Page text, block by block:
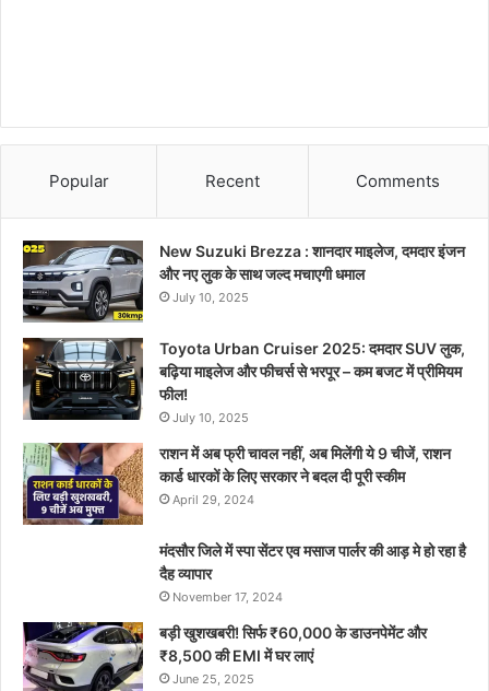
Popular Recent Comments
New Suzuki Brezza : शानदार माइलेज, दमदार इंजन
और नए लुक के साथ जल्द मचाएगी धमाल
July 10, 2025
Toyota Urban Cruiser 2025: दमदार SUV लुक,
बढ़िया माइलेज और फीचर्स से भरपूर – कम बजट में प्रीमियम
फील!
July 10, 2025
राशन में अब फ्री चावल नहीं, अब मिलेंगी ये 9 चीजें, राशन
कार्ड धारकों के लिए सरकार ने बदल दी पूरी स्कीम
April 29, 2024
मंदसौर जिले में स्पा सेंटर एव मसाज पार्लर की आड़ मे हो रहा है
दैह व्यापार
November 17, 2024
बड़ी खुशखबरी! सिर्फ ₹60,000 के डाउनपेमेंट और
₹8,500 की EMI में घर लाएं
June 25, 2025